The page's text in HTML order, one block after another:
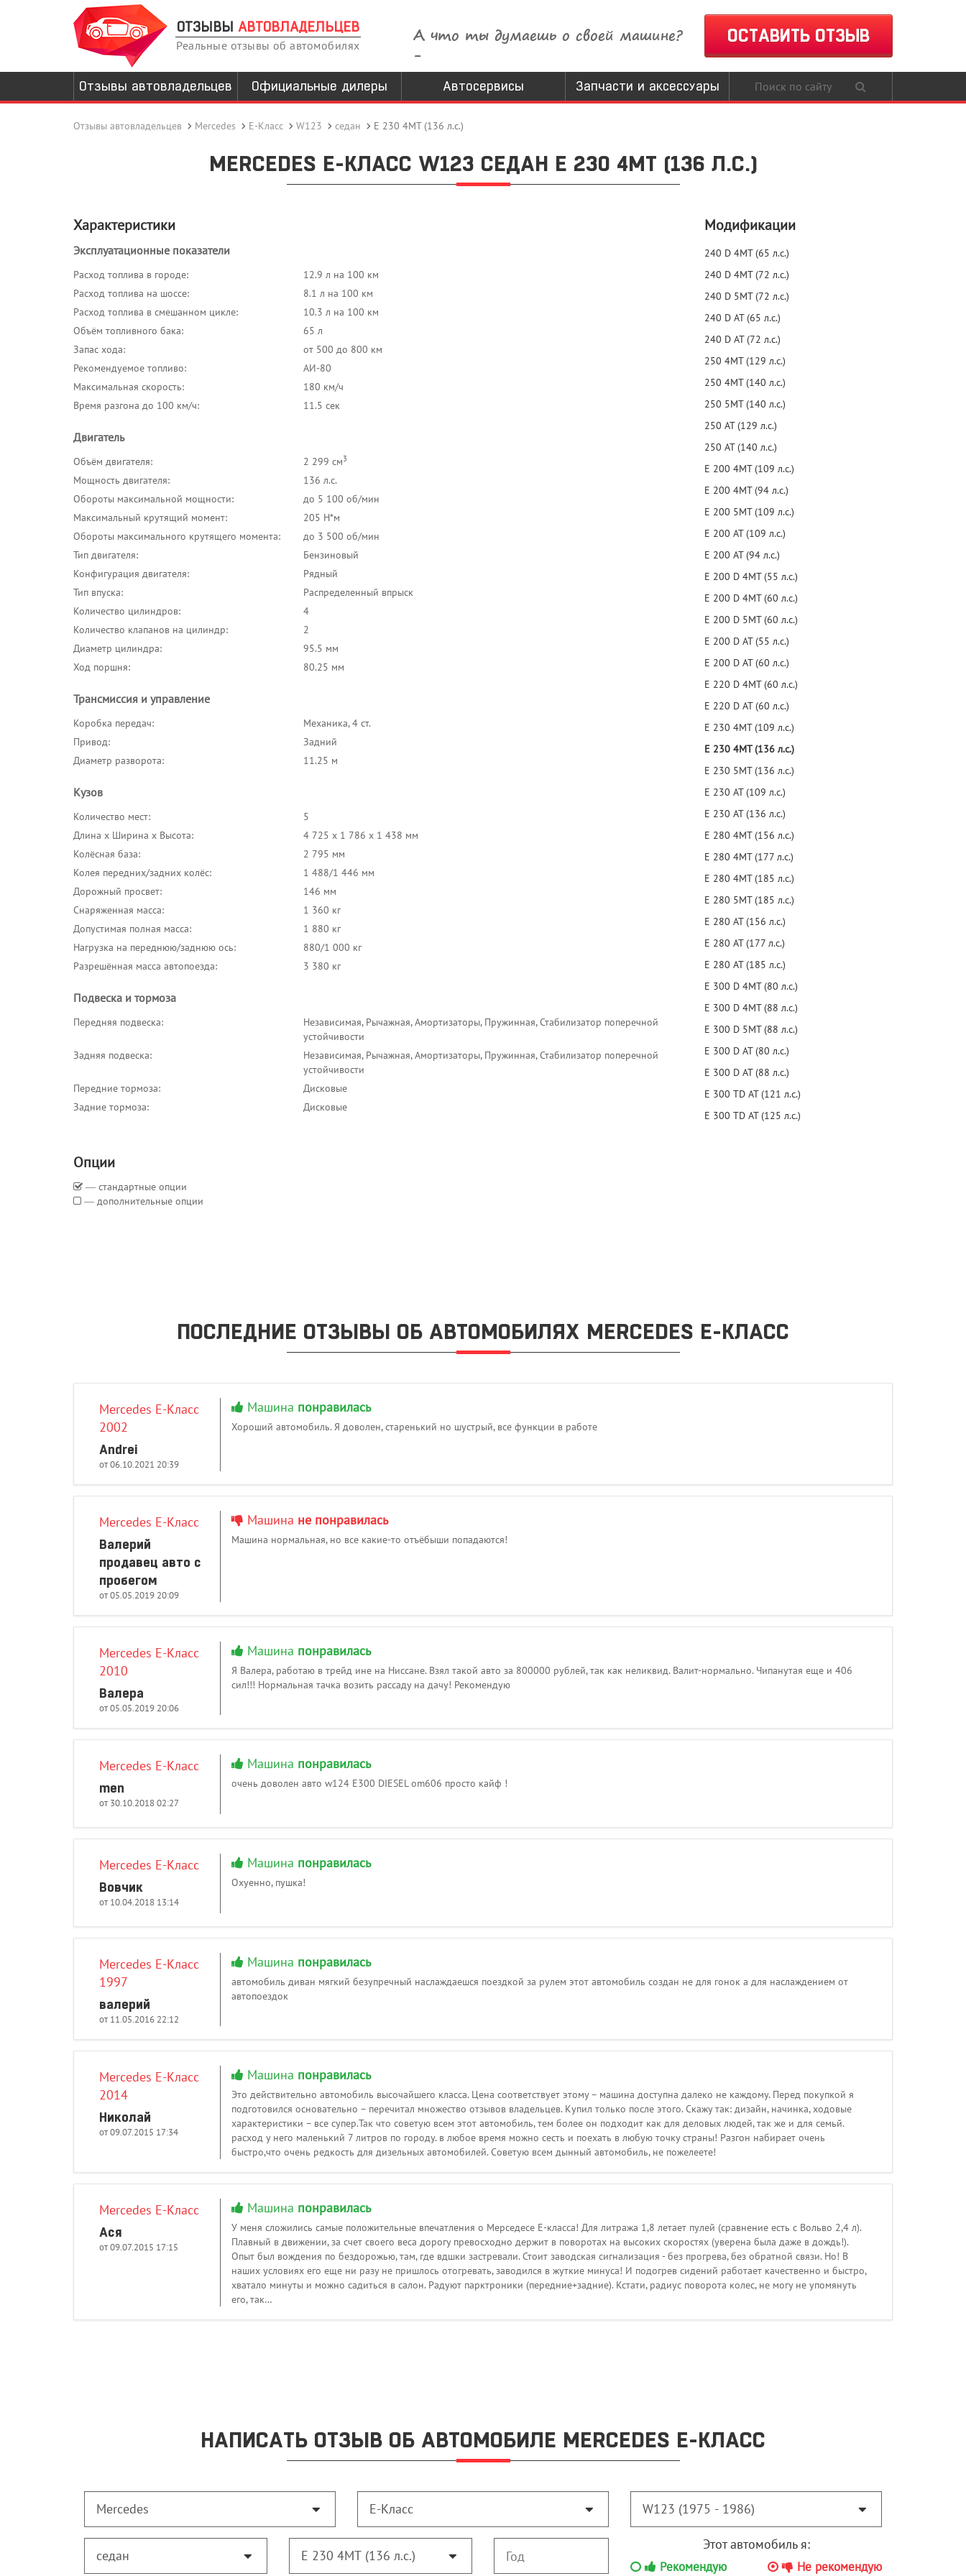
ОТЗЫВЫ АВТОВЛАДЕЛЬЦЕВ
Реальные отзывы об автомобилях
А что ты думаешь о своей машине?
-
ОСТАВИТЬ ОТЗЫВ
Отзывы автовладельцев Официальные дилеры Автосервисы Запчасти и аксессуары
Отзывы автовладельцев Mercedes E-Класс W123 седан E 230 4MT (136 л.с.)
MERCEDES E-КЛАСС W123 СЕДАН E 230 4MT (136 Л.С.)
Характеристики
Эксплуатационные показатели
Расход топлива в городе:
12.9 л на 100 км
Расход топлива на шоссе:
8.1 л на 100 км
Расход топлива в смешанном цикле:
10.3 л на 100 км
Объём топливного бака:
65 л
Запас хода:
от 500 до 800 км
Рекомендуемое топливо:
АИ-80
Максимальная скорость:
180 км/ч
Время разгона до 100 км/ч:
11.5 сек
Двигатель
Объём двигателя: 2 299 см3
Мощность двигателя:
136 л.с.
Обороты максимальной мощности:
до 5 100 об/мин
Максимальный крутящий момент:
205 Н*м
Обороты максимального крутящего момента:
до 3 500 об/мин
Тип двигателя:
Бензиновый
Конфигурация двигателя:
Рядный
Тип впуска:
Распределенный впрыск
Количество цилиндров:
4
Количество клапанов на цилиндр:
2
Диаметр цилиндра:
95.5 мм
Ход поршня:
80.25 мм
Трансмиссия и управление
Коробка передач:
Механика, 4 ст.
Привод:
Задний
Диаметр разворота:
11.25 м
Кузов
Количество мест:
5
Длина x Ширина x Высота:
4 725 x 1 786 x 1 438 мм
Колёсная база:
2 795 мм
Колея передних/задних колёс:
1 488/1 446 мм
Дорожный просвет:
146 мм
Снаряженная масса:
1 360 кг
Допустимая полная масса:
1 880 кг
Нагрузка на переднюю/заднюю ось:
880/1 000 кг
Разрешённая масса автопоезда:
3 380 кг
Подвеска и тормоза
Передняя подвеска:
Независимая, Рычажная, Амортизаторы, Пружинная, Стабилизатор поперечной
устойчивости
Задняя подвеска:
Независимая, Рычажная, Амортизаторы, Пружинная, Стабилизатор поперечной
устойчивости
Передние тормоза:
Дисковые
Задние тормоза:
Дисковые
Опции
― стандартные опции
― дополнительные опции
Модификации
240 D 4MT (65 л.с.)
240 D 4MT (72 л.с.)
240 D 5MT (72 л.с.)
240 D AT (65 л.с.)
240 D AT (72 л.с.)
250 4MT (129 л.с.)
250 4MT (140 л.с.)
250 5MT (140 л.с.)
250 AT (129 л.с.)
250 AT (140 л.с.)
E 200 4MT (109 л.с.)
E 200 4MT (94 л.с.)
E 200 5MT (109 л.с.)
E 200 AT (109 л.с.)
E 200 AT (94 л.с.)
E 200 D 4MT (55 л.с.)
E 200 D 4MT (60 л.с.)
E 200 D 5MT (60 л.с.)
E 200 D AT (55 л.с.)
E 200 D AT (60 л.с.)
E 220 D 4MT (60 л.с.)
E 220 D AT (60 л.с.)
E 230 4MT (109 л.с.)
E 230 4MT (136 л.с.)
E 230 5MT (136 л.с.)
E 230 AT (109 л.с.)
E 230 AT (136 л.с.)
E 280 4MT (156 л.с.)
E 280 4MT (177 л.с.)
E 280 4MT (185 л.с.)
E 280 5MT (185 л.с.)
E 280 AT (156 л.с.)
E 280 AT (177 л.с.)
E 280 AT (185 л.с.)
E 300 D 4MT (80 л.с.)
E 300 D 4MT (88 л.с.)
E 300 D 5MT (88 л.с.)
E 300 D AT (80 л.с.)
E 300 D AT (88 л.с.)
E 300 TD AT (121 л.с.)
E 300 TD AT (125 л.с.)
ПОСЛЕДНИЕ ОТЗЫВЫ ОБ АВТОМОБИЛЯХ MERCEDES E-КЛАСС
Mercedes E-Класс
2002
Andrei
от 06.10.2021 20:39
Машина понравилась
Хороший автомобиль. Я доволен, старенький но шустрый, все функции в работе
Mercedes E-Класс
Валерий
продавец авто с
пробегом
от 05.05.2019 20:09
Машина не понравилась
Машина нормальная, но все какие-то отъёбыши попадаются!
Mercedes E-Класс
2010
Валера
от 05.05.2019 20:06
Машина понравилась
Я Валера, работаю в трейд ине на Ниссане. Взял такой авто за 800000 рублей, так как неликвид. Валит-нормально. Чипанутая еще и 406
сил!!! Нормальная тачка возить рассаду на дачу! Рекомендую
Mercedes E-Класс
men
от 30.10.2018 02:27
Машина понравилась
очень доволен авто w124 E300 DIESEL om606 просто кайф !
Mercedes E-Класс
Вовчик
от 10.04.2018 13:14
Машина понравилась
Охуенно, пушка!
Mercedes E-Класс
1997
валерий
от 11.05.2016 22:12
Машина понравилась
автомобиль диван мягкий безупречный наслаждаешся поездкой за рулем этот автомобиль создан не для гонок а для наслаждением от
автопоездок
Mercedes E-Класс
2014
Николай
от 09.07.2015 17:34
Машина понравилась
Это действительно автомобиль высочайшего класса. Цена соответствует этому – машина доступна далеко не каждому. Перед покупкой я
подготовился основательно – перечитал множество отзывов владельцев. Купил только после этого. Скажу так: дизайн, начинка, ходовые
характеристики – все супер.Так что советую всем этот автомобиль, тем более он подходит как для деловых людей, так же и для семьй.
расход у него маленький 7 литров по городу. в любое время можно сесть и поехать в любую точку страны! Разгон набирает очень
быстро,что очень редкость для дизельных автомобилей. Советую всем дынный автомобиль, не пожелеете!
Mercedes E-Класс
Ася
от 09.07.2015 17:15
Машина понравилась
У меня сложились самые положительные впечатления о Мерседесе Е-класса! Для литража 1,8 летает пулей (сравнение есть с Вольво 2,4 л).
Плавный в движении, за счет своего веса дорогу превосходно держит в поворотах на высоких скоростях (уверена была даже в дождь!).
Опыт был вождения по бездорожью, там, где вдшки застревали. Стоит заводская сигнализация - без прогрева, без обратной связи. Но! В
наших условиях его еще ни разу не пришлось отогревать, заводился в жуткие минуса! И подогрев сидений работает качественно и быстро,
хватало минуты и можно садиться в салон. Радуют парктроники (передние+задние). Кстати, радиус поворота колес, не могу не упомянуть
его, так…
НАПИСАТЬ ОТЗЫВ ОБ АВТОМОБИЛЕ MERCEDES E-КЛАСС
Этот автомобиль я:
Рекомендую Не рекомендую